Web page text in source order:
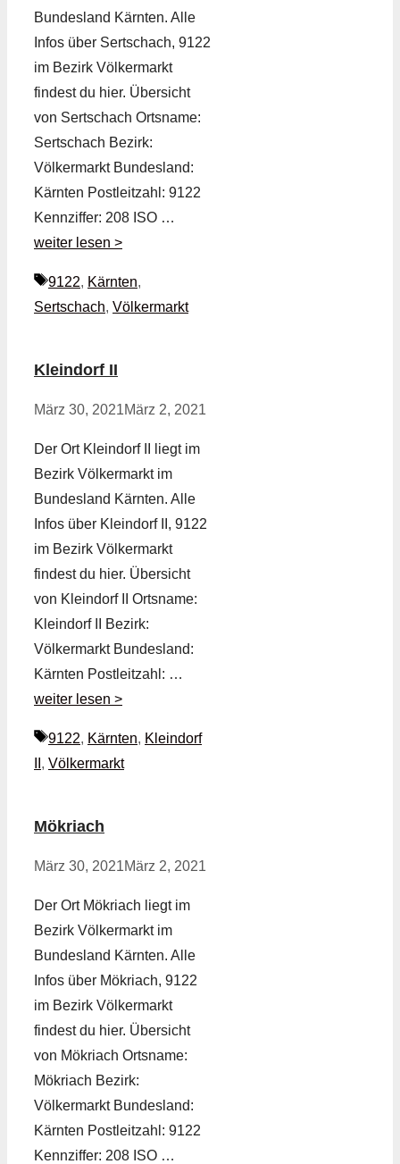
Bundesland Kärnten. Alle
Infos über Sertschach, 9122
im Bezirk Völkermarkt
findest du hier. Übersicht
von Sertschach Ortsname:
Sertschach Bezirk:
Völkermarkt Bundesland:
Kärnten Postleitzahl: 9122
Kennziffer: 208 ISO …
weiter lesen >
Schlagwörter
9122, Kärnten,
Sertschach, Völkermarkt
Kleindorf II
März 30, 2021März 2, 2021
Der Ort Kleindorf II liegt im
Bezirk Völkermarkt im
Bundesland Kärnten. Alle
Infos über Kleindorf II, 9122
im Bezirk Völkermarkt
findest du hier. Übersicht
von Kleindorf II Ortsname:
Kleindorf II Bezirk:
Völkermarkt Bundesland:
Kärnten Postleitzahl: …
weiter lesen >
Schlagwörter
9122, Kärnten, Kleindorf
, Völkermarkt
Mökriach
März 30, 2021März 2, 2021
Der Ort Mökriach liegt im
Bezirk Völkermarkt im
Bundesland Kärnten. Alle
Infos über Mökriach, 9122
im Bezirk Völkermarkt
findest du hier. Übersicht
von Mökriach Ortsname:
Mökriach Bezirk:
Völkermarkt Bundesland:
Kärnten Postleitzahl: 9122
Kennziffer: 208 ISO …